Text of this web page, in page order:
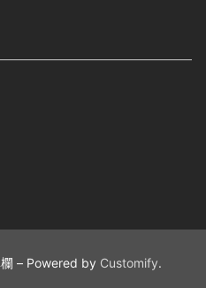
– Powered by Customify.